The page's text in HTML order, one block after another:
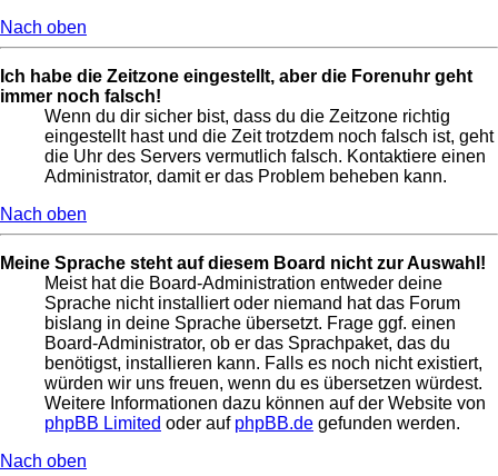
Nach oben
Ich habe die Zeitzone eingestellt, aber die Forenuhr geht
immer noch falsch!
Wenn du dir sicher bist, dass du die Zeitzone richtig
eingestellt hast und die Zeit trotzdem noch falsch ist, geht
die Uhr des Servers vermutlich falsch. Kontaktiere einen
Administrator, damit er das Problem beheben kann.
Nach oben
Meine Sprache steht auf diesem Board nicht zur Auswahl!
Meist hat die Board-Administration entweder deine
Sprache nicht installiert oder niemand hat das Forum
bislang in deine Sprache übersetzt. Frage ggf. einen
Board-Administrator, ob er das Sprachpaket, das du
benötigst, installieren kann. Falls es noch nicht existiert,
würden wir uns freuen, wenn du es übersetzen würdest.
Weitere Informationen dazu können auf der Website von
phpBB Limited oder auf phpBB.de gefunden werden.
Nach oben